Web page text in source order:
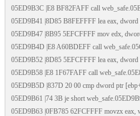
05ED9B3C |E8 BF82FAFF call
05ED9B41 |8D85 B8FEFFFF lea eax, dword
05ED9B47 |8B95 5EFCFFFF mov edx,
05ED9B4D |E8 A60BDEFF call
05ED9B52 |8D85 5EFCFFFF lea eax,
05ED9B58 |E8 1F67FAFF call
05ED9B5D |837D 20 00 cmp dword ptr
05ED9B61 |74 3B je short
05ED9B63 |0FB785 62FCFFFF movzx eax,